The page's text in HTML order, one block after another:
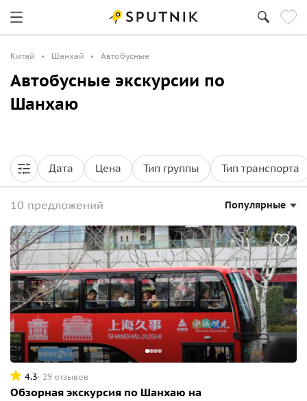
Китай Шанхай Автобусные
Автобусные экскурсии по
Шанхаю
Дата Цена Тип группы Тип транспорта
10 предложений Популярные
4.3 29 отзывов
Обзорная экскурсия по Шанхаю на